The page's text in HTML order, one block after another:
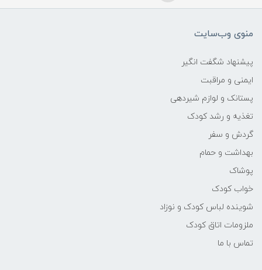
حاوی ویتامین A , D , C , B6 , B12
سرشار از آهن و کلسیم
منوی وب‌سایت
پیشنهاد شگفت انگیر
ایمنی و مراقبت
پستانک و لوازم شیردهی
تغذیه و رشد کودک
گردش و سفر
بهداشت و حمام
پوشاک
خواب کودک
شوینده لباس کودک و نوزاد
ملزومات اتاق کودک
تماس با ما